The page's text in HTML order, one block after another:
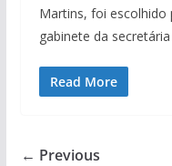
Martins, foi escolhido
gabinete da
Read More
← Previous